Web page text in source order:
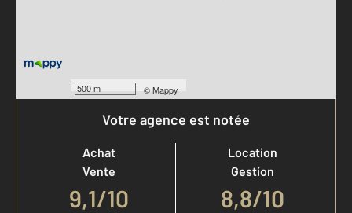
500 m ©Mappy
Votre agence est notée
Achat
Vente
9,1/10
Location
Gestion
8,8/10